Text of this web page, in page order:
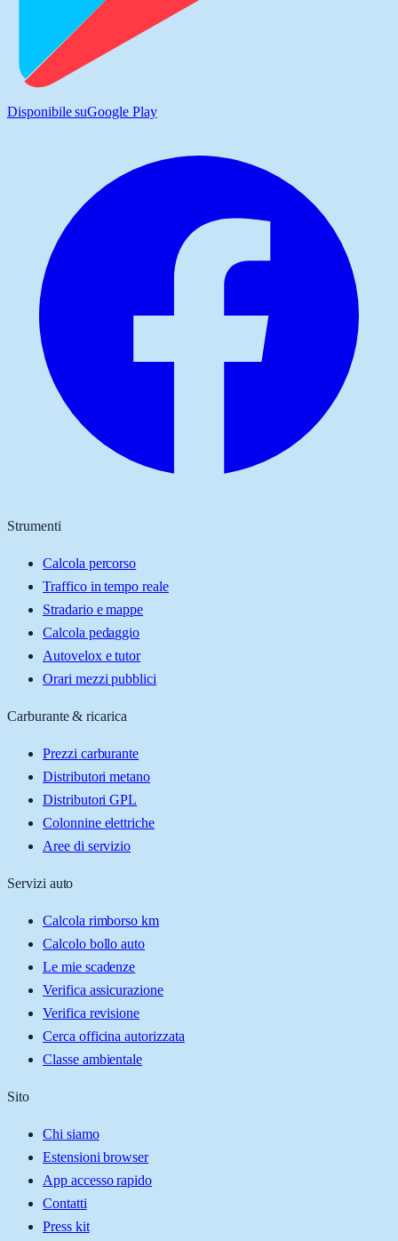
Disponibile suGoogle Play
Strumenti
Calcola percorso
Traffico in tempo reale
Stradario e mappe
Calcola pedaggio
Autovelox e tutor
Orari mezzi pubblici
Carburante & ricarica
Prezzi carburante
Distributori metano
Distributori GPL
Colonnine elettriche
Aree di servizio
Servizi auto
Calcola rimborso km
Calcolo bollo auto
Le mie scadenze
Verifica assicurazione
Verifica revisione
Cerca officina autorizzata
Classe ambientale
Sito
Chi siamo
Estensioni browser
App accesso rapido
Contatti
Press kit